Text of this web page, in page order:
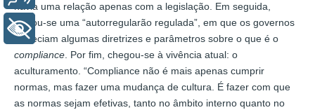
havia uma relação apenas com a legislação. Em seguida,
tornou-se uma “autorregularão regulada”, em que os governos
forneciam algumas diretrizes e parâmetros sobre o que é o
compliance . Por fim, chegou-se à vivência atual: o
aculturamento. “Compliance não é mais apenas cumprir
normas, mas fazer uma mudança de cultura. É fazer com que
as normas sejam efetivas, tanto no âmbito interno quanto no
+ Acessibilidade